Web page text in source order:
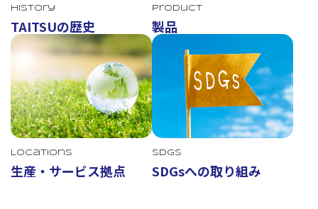
History
TAITSUの歴史
Product
製品
Locations
生産・サービス拠点
SDGs
SDGsへの取り組み